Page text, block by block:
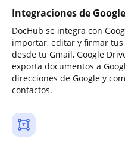
Integraciones de Google
DocHub se integra con
importar, editar y firmar
desde tu Gmail, Google
exporta documentos a
direcciones de Google y
contactos.